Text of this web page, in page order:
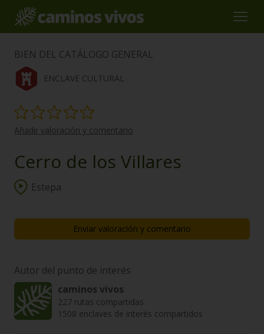
BIEN DEL CATÁLOGO GENERAL
ENCLAVE CULTURAL
Añadir valoración y comentario
Cerro de los Villares
Estepa
Enviar valoración y comentario
Autor del punto de interés
caminos vivos
227 rutas compartidas
1508 enclaves de interés compartidos